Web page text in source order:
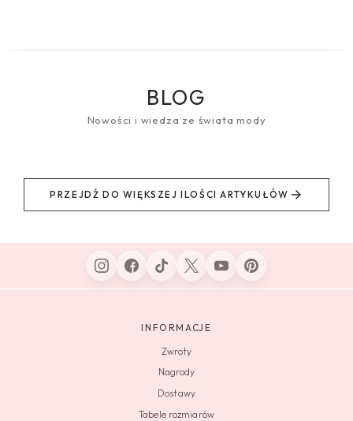
BLOG
Nowości i wiedza ze świata mody
PRZEJDŹ DO WIĘKSZEJ ILOŚCI ARTYKUŁÓW
INFORMACJE
Zwroty
Nagrody
Dostawy
Tabele rozmiarów